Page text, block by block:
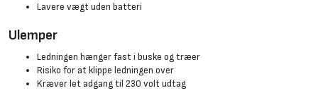
Lavere vægt uden batteri
Ulemper
Ledningen hænger fast i buske og træer
Risiko for at klippe ledningen over
Kræver let adgang til 230 volt udtag